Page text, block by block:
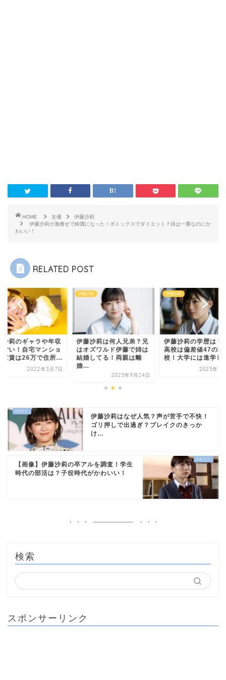
HOME 女優
伊藤沙莉
伊藤沙莉が激痩せで綺麗になった！ボトックスでダイエット？目は一重なのにか
わいい！
RELATED POST
沙莉は何人兄弟？兄
ズワルド伊藤で姉は
してる！両親は離
伊藤沙莉
伊藤沙莉の学歴は？出身
高校は偏差値47の若松高
校！大学には進学した...
伊藤沙莉
伊藤沙莉のギャラや
がすごい！自宅マン
ンの家賃は26万で
2022年3
伊藤沙莉はなぜ人気？声が苦手で不快！
ゴリ押しで出過ぎ？ブレイクのきっか
け...
【画像】伊藤沙莉の卒アルを調査！学生
時代の部活は？子役時代がかわいい！
検索
スポンサーリンク